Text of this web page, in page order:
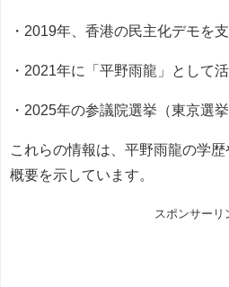
・2019年、香港の民主化デモを
・2021年に「平野雨龍」として
・2025年の参議院選挙（東京選
これらの情報は、平野雨龍の学
概要を示しています。
スポンサーリ